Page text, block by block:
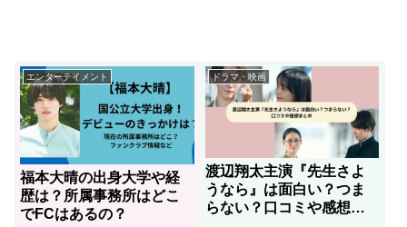
エンターテイメント
福本大晴の出身大学や経
歴は？所属事務所はどこ
でFCはあるの？
ドラマ・映画
渡辺翔太主演『先生さよ
うなら』は面白い？つま
らない？口コミや感想ま